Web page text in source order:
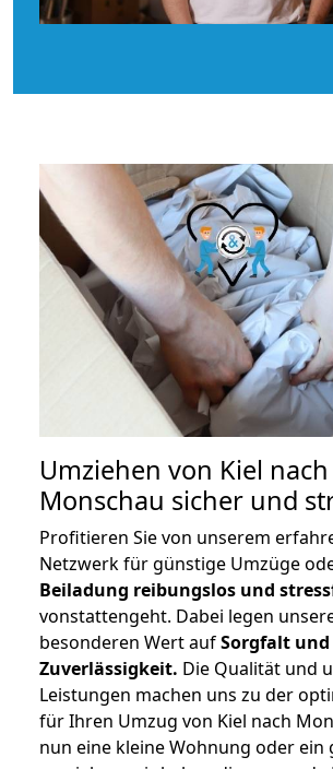
Umziehen von Kiel nach
Monschau sicher und
Profitieren Sie von unserem
Netzwerk für günstige Umzüge
Beiladung reibungslos und
vonstattengeht. Dabei legen
besonderen Wert aufSorgfalt und
Zuverlässigkeit. Die Qualität und
Leistungen machen uns zu der
für Ihren Umzug von Kiel nach
nun eine kleine Wohnung oder ein